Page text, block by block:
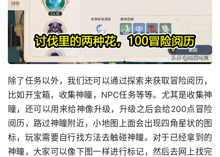
除了任务以外，我们还可以通过探索来获取冒险阅历，
比如开宝箱，收集神瞳，NPC任务等等。尤其是收集神
瞳，还可以用来给神像升级，升级之后会给200点冒险
阅历，路过神瞳附近，小地图上面会出现四角星状的图
标，玩家需要自行找方法去触碰神瞳。对于已经拿到的
神瞳，大家可以像下图一样进行标记，然后去网上找完